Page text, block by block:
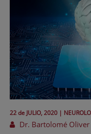
22 de JULIO, 2020 |
Dr. Bartolomé Oliver